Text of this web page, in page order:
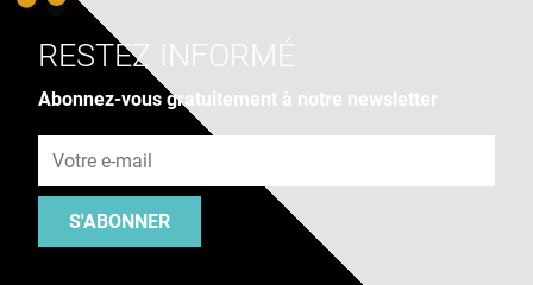
RESTEZ INFORMÉ
Abonnez-vous gratuitement à notre newsletter
S'ABONNER